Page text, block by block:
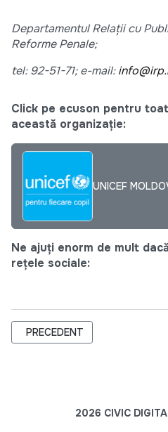
Departamentul Relaţii cu
Reforme Penale;
tel: 92-51-71; e-mail:
Click pe ecuson pentru
această organizație:
UNICEF
Ne ajuți enorm de mult
rețele sociale:
ARTICOL PRECEDENT:
PRECEDENT
2026 CIVIC